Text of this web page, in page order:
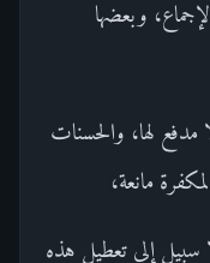
وبعضها
مدفع لها، والحسنات
مانعة،
سبيل إلى تعطيل هذه